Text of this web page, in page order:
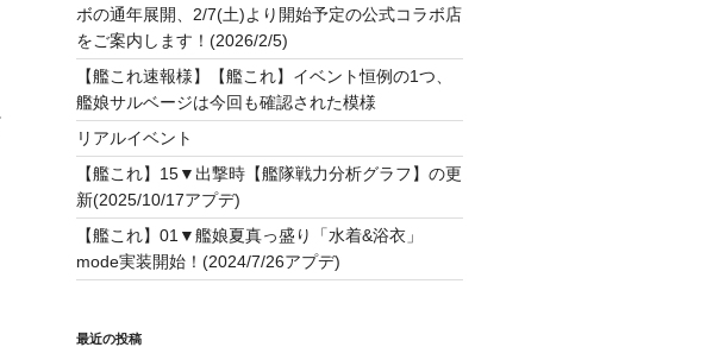
ボの通年展開、2/7(土)より開始予定の公式コラボ店
をご案内します！(2026/2/5)
【艦これ速報様】【艦これ】イベント恒例の1つ、
艦娘サルベージは今回も確認された模様
リアルイベント
【艦これ】15▼出撃時【艦隊戦力分析グラフ】の更
新(2025/10/17アプデ)
【艦これ】01▼艦娘夏真っ盛り「水着&浴衣」
mode実装開始！(2024/7/26アプデ)
最近の投稿